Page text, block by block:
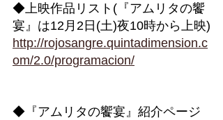
◆上映作品リスト(『アムリタの饗
宴』は12月2日(土)夜10時から上映)
http://rojosangre.quintadimension.c
om/2.0/programacion/
◆『アムリタの饗宴』紹介ページ